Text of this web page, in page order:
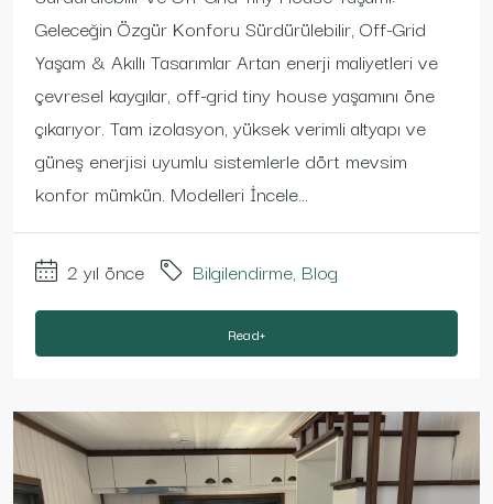
Geleceğin Özgür Konforu Sürdürülebilir, Off-Grid
Yaşam & Akıllı Tasarımlar Artan enerji maliyetleri ve
çevresel kaygılar, off-grid tiny house yaşamını öne
çıkarıyor. Tam izolasyon, yüksek verimli altyapı ve
güneş enerjisi uyumlu sistemlerle dört mevsim
konfor mümkün. Modelleri İncele...
2 yıl önce Bilgilendirme, Blog
Read+